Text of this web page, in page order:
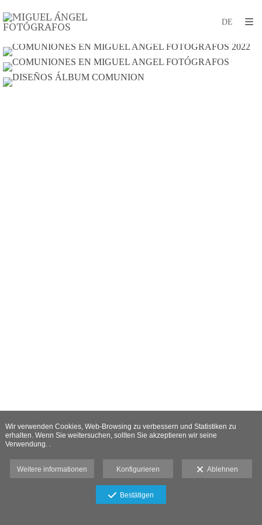
Wir verwenden Cookies, Web-Browsing zu verbessern und Statistiken zu
erhalten. Wenn Sie weitersuchen, sollten Sie akzeptieren wir seine
Verwendung. .
Weitere informationen Konfigurieren Ablehnen
Bestätigen